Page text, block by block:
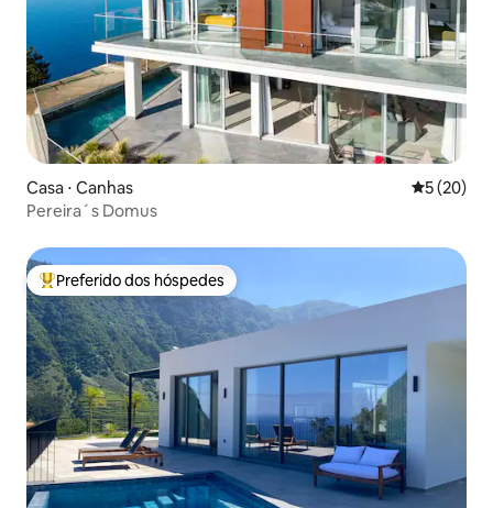
Casa ⋅ Canhas 5 de uma
5 (20)
Pereira´s Domus
Entre os melhores preferidos dos hóspedes
Preferido dos hóspedes